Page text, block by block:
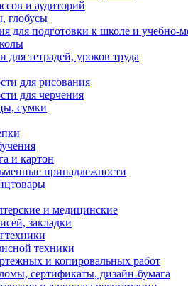
и аудиторий
глобусы
для подготовки к школе и учебно-
тетрадей, уроков труда
для рисования
для черчения
сумки
и картон
принадлежности
и медицинские
закладки
техники
и копировальных работ
сертификаты, дизайн-бумага